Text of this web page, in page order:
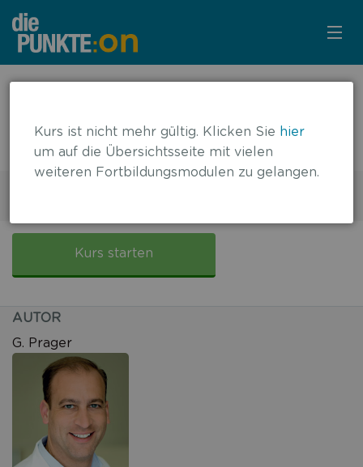
KURSÜBERSICHT
LOGIN
KOSTENLOS ANMELDEN
39-jähriger Patient mit
Rektumkarzinom
39-
Kurs starten
AUTOR
G. Prager
Kurs ist nicht mehr gültig. Klicken Sie hier
um auf die Übersichtsseite mit vielen
weiteren Fortbildungsmodulen zu gelangen.